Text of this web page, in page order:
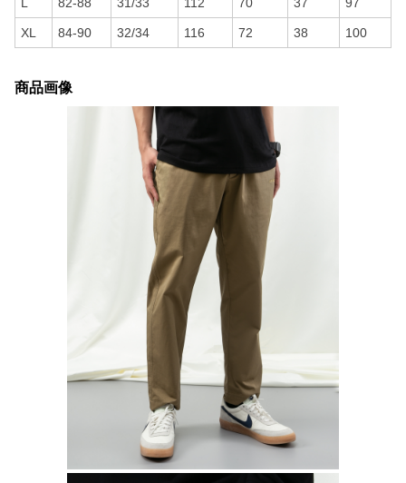
XL 84-90 32/34 116 72 38 100
商品画像